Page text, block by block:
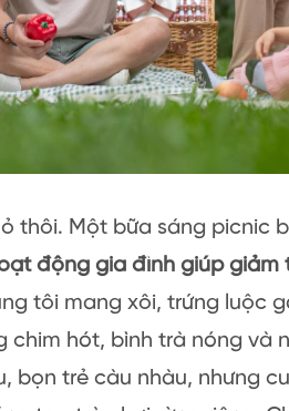
thôi. Một bữa sáng picnic
động gia đình giúp giảm
tôi mang xôi, trứng luộc
chim hót, bình trà nóng và
bọn trẻ càu nhàu, nhưng